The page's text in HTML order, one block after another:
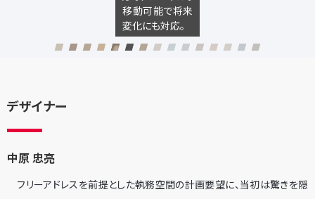
移動可能で将来
変化にも対応。
デザイナー
中原 忠亮
フリーアドレスを前提とした執務空間の計画要望に、当初は驚きを隠